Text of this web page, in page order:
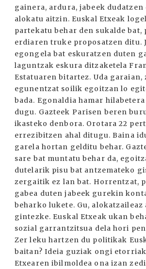
gainera, ardura, jabeek
alokatu aitzin. Euskal Etxeak
partekatu behar den sukalde bat,
erdiaren truke proposatzen ditu.
egongela bat eskuratzen duten
laguntzak eskura ditzaketela
Estatuaren bitartez. Uda garaian,
egunentzat soilik egoitzan lo
bada. Egonaldia hamar
dugu. Gazteek Parisen beren
ikasteko denbora. Orotara 22
errezibitzen ahal ditugu. Baina
garela hortan gelditu behar.
sare bat muntatu behar da,
dutelarik pisu bat antzemateko
zergaitik ez lan bat. Horrentzat,
gabea duten jabeek gurekin
beharko lukete. Gu, alokatzaileaz
gintezke. Euskal Etxeak ukan
sozial garrantzitsua dela hori
Zer leku hartzen du politikak
baitan? Ideia guziak ongi
Etxearen ibilmoldea ona izan